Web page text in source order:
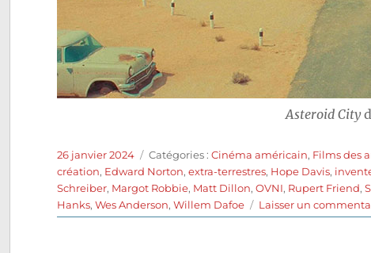
Asteroid City
Publié
le
26 janvier 2024 Catégories
Catégories :Cinéma américain, Films des
création, Edward Norton,extra-terrestres, Hope Davis,
Schreiber, Margot Robbie, Matt Dillon,OVNI, Rupert Friend,
Hanks,Wes Anderson,Willem Dafoe Laisser un